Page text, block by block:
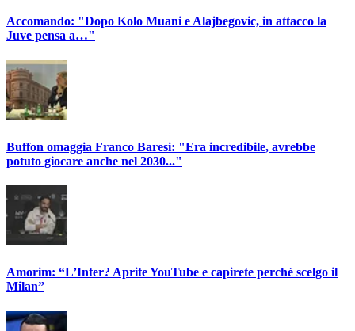
Accomando: "Dopo Kolo Muani e Alajbegovic, in attacco la
Juve pensa a…"
Buffon omaggia Franco Baresi: "Era incredibile, avrebbe
potuto giocare anche nel 2030..."
Amorim: “L’Inter? Aprite YouTube e capirete perché scelgo il
Milan”